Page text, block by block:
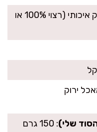
200–250 גרם ממרח פיסטוק איכותי (רצוי 100% או
ירוק
שלי)
: 150 גרם